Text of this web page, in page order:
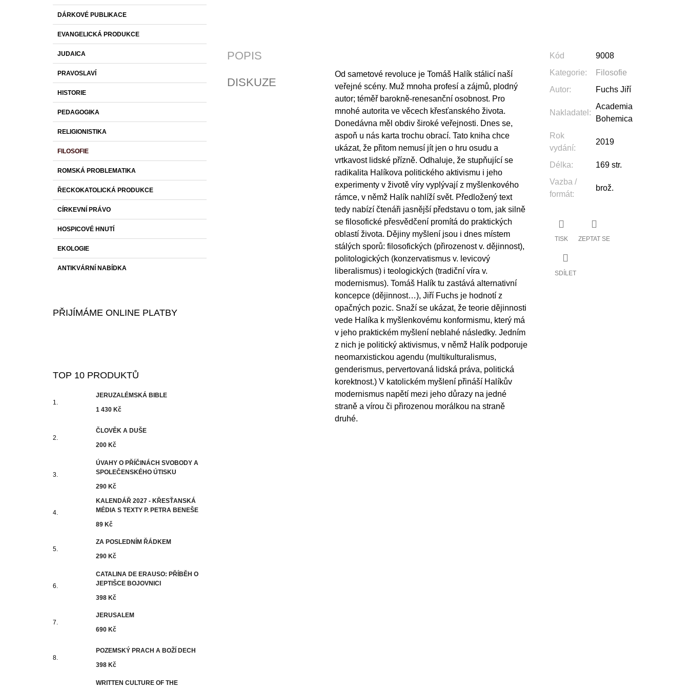
DÁRKOVÉ PUBLIKACE
EVANGELICKÁ PRODUKCE
JUDAICA
PRAVOSLAVÍ
HISTORIE
PEDAGOGIKA
RELIGIONISTIKA
FILOSOFIE
ROMSKÁ PROBLEMATIKA
ŘECKOKATOLICKÁ PRODUKCE
CÍRKEVNÍ PRÁVO
HOSPICOVÉ HNUTÍ
EKOLOGIE
ANTIKVÁRNÍ NABÍDKA
PŘIJÍMÁME ONLINE PLATBY
TOP 10 PRODUKTŮ
JERUZALÉMSKÁ BIBLE
1 430 Kč
ČLOVĚK A DUŠE
200 Kč
ÚVAHY O PŘÍČINÁCH SVOBODY A
SPOLEČENSKÉHO ÚTISKU
290 Kč
KALENDÁŘ 2027 - KŘESŤANSKÁ
MÉDIA S TEXTY P. PETRA BENEŠE
89 Kč
ZA POSLEDNÍM ŘÁDKEM
290 Kč
CATALINA DE ERAUSO: PŘÍBĚH O
JEPTIŠCE BOJOVNICI
398 Kč
JERUSALEM
690 Kč
POZEMSKÝ PRACH A BOŽÍ DECH
398 Kč
WRITTEN CULTURE OF THE
POPIS
DISKUZE
Od sametové revoluce je Tomáš Halík stálicí naší
veřejné scény. Muž mnoha profesí a zájmů, plodný
autor; téměř barokně-renesanční osobnost. Pro
mnohé autorita ve věcech křesťanského života.
Donedávna měl obdiv široké veřejnosti. Dnes se,
aspoň u nás karta trochu obrací. Tato kniha chce
ukázat, že přitom nemusí jít jen o hru osudu a
vrtkavost lidské přízně. Odhaluje, že stupňující se
radikalita Halíkova politického aktivismu i jeho
experimenty v životě víry vyplývají z myšlenkového
rámce, v němž Halík nahlíží svět. Předložený text
tedy nabízí čtenáři jasnější představu o tom, jak silně
se filosofické přesvědčení promítá do praktických
oblastí života. Dějiny myšlení jsou i dnes místem
stálých sporů: filosofických (přirozenost v. dějinnost),
politologických (konzervatismus v. levicový
liberalismus) i teologických (tradiční víra v.
modernismus). Tomáš Halík tu zastává alternativní
koncepce (dějinnost…), Jiří Fuchs je hodnotí z
opačných pozic. Snaží se ukázat, že teorie dějinnosti
vede Halíka k myšlenkovému konformismu, který má
v jeho praktickém myšlení neblahé následky. Jedním
z nich je politický aktivismus, v němž Halík podporuje
neomarxistickou agendu (multikulturalismus,
genderismus, pervertovaná lidská práva, politická
korektnost.) V katolickém myšlení přináší Halíkův
modernismus napětí mezi jeho důrazy na jedné
straně a vírou či přirozenou morálkou na straně
druhé.
Kód
9008
Kategorie:
Filosofie
Autor: Fuchs Jiří
Nakladatel :
Academia
Bohemica
Rok
vydání:
2019
Délka:
169 str.
Vazba /
formát:
brož.
TISK ZEPTAT SE
SDÍLET